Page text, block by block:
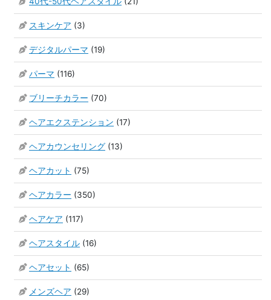
スキンケア (3)
デジタルパーマ (19)
パーマ (116)
ブリーチカラー (70)
ヘアエクステンション (17)
ヘアカウンセリング (13)
ヘアカット (75)
ヘアカラー (350)
ヘアケア (117)
ヘアスタイル (16)
ヘアセット (65)
メンズヘア (29)